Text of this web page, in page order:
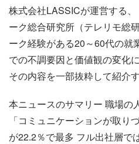
株式会社LASSICが運営する
ーク総合研究所（テレリモ総
ーク経験がある20～60代の就
での不調要因と価値観の変化
その内容を一部抜粋して紹介す
本ニュースのサマリー 職場の
「コミュニケーションが取り
が22.2％で最多 フル出社層で